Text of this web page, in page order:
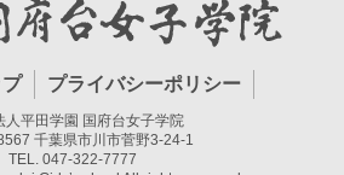
プライバシーポリシー
人平田学園 国府台女子学院
千葉県市川市菅野3-24-1
TEL. 047-322-7777